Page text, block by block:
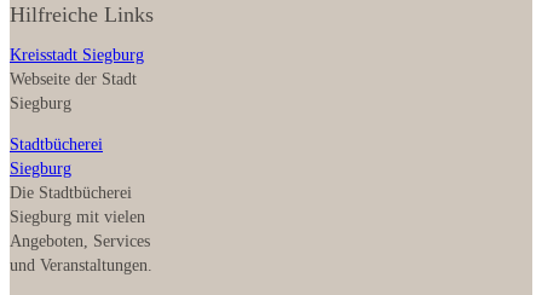
Hilfreiche Links
Kreisstadt Siegburg
Webseite der Stadt
Siegburg
Stadtbücherei
Siegburg
Die Stadtbücherei
Siegburg mit vielen
Angeboten, Services
und Veranstaltungen.